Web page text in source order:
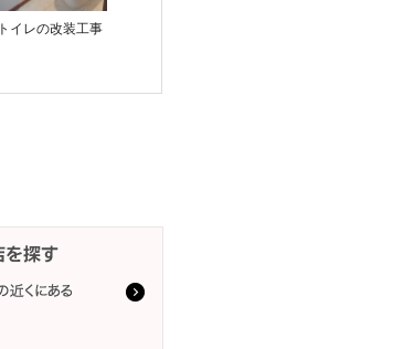
トイレの改装工事